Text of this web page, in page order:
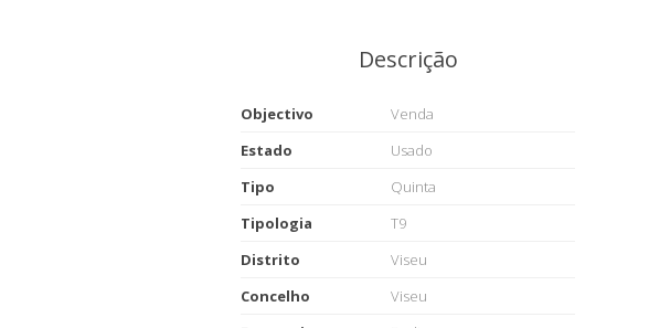
Descrição
Objectivo
Venda
Estado
Usado
Tipo
Quinta
Tipologia
T9
Distrito
Viseu
Concelho
Viseu